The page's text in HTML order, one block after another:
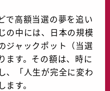
で高額当選の夢を追い
の中には、日本の規模
ジャックポット（当選
ます。その額は、時に
、「人生が完全に変わ
ます。